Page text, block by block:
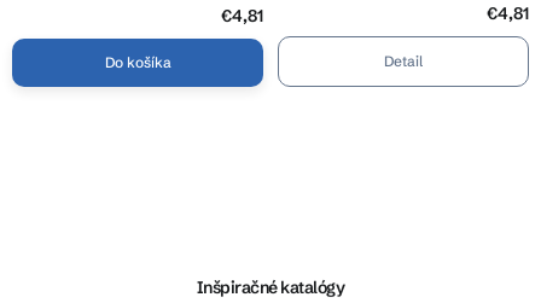
€4,81
Do košíka
€4,81
Detail
Inšpiračné katalógy